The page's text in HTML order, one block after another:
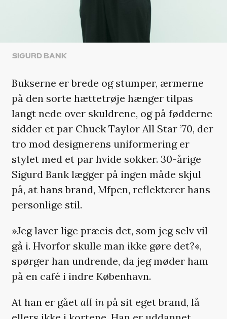
SIGURD BANK
Bukserne er brede og stumper, ærmerne
på den sorte hættetrøje hænger tilpas
langt nede over skuldrene, og på fødderne
sidder et par Chuck Taylor All Star ’70, der
tro mod designerens uniformering er
stylet med et par hvide sokker. 30-årige
Sigurd Bank lægger på ingen måde skjul
på, at hans brand, Mfpen, reflekterer hans
personlige stil.
»Jeg laver lige præcis det, som jeg selv vil
gå i. Hvorfor skulle man ikke gøre det?«,
spørger han undrende, da jeg møder ham
på en café i indre København.
At han er gået all in på sit eget brand, lå